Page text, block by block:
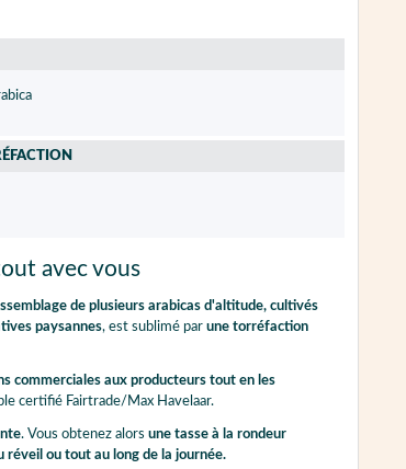
avec vous
de plusieurs arabicas d'altitude, cultivés
paysannes, est sublimé par une torréfaction
commerciales aux producteurs tout en les
certifié Fairtrade/Max Havelaar.
. Vous obtenez alors une tasse à la rondeur
réveil ou tout au long de la journée.